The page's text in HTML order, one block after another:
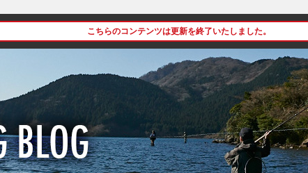
こちらのコンテンツは更新を終了いたしました。